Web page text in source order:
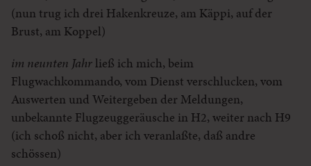
(nun trug ich drei Hakenkreuze, am Käppi, auf der
Brust, am Koppel)
im neunten Jahrließ ich mich, beim
Flugwachkommando, vom Dienst verschlucken, vom
Auswerten und Weitergeben der Meldungen,
unbekannte Flugzeuggeräusche in H2, weiter nach H9
(ich schoß nicht, aber ich veranlaßte, daß andre
schössen)